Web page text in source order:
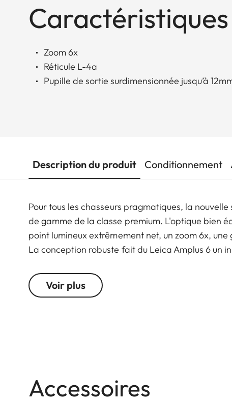
Zoom 6x
Réticule L-4a
Pupille de sortie surdimensionnée jusqu’à
Description du produit Conditionnement
Pour tous les chasseurs pragmatiques, la
de gamme de la classe premium. L'optique bien
point lumineux extrêmement net, un zoom 6x,
La conception robuste fait du Leica Amplus 6 un
toucher de haute qualité des éléments
décisif.
Voir plus
Accessoires